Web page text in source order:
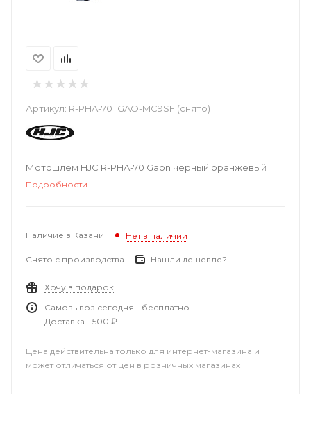
Артикул: R-PHA-70_GAO-MC9SF (снято)
Мотошлем HJC R-PHA-70 Gaon черный оранжевый
Подробности
Наличие в Казани Нет в наличии
Снято с производства Нашли дешевле?
Хочу в подарок
Самовывоз сегодня - бесплатно
Доставка - 500 ₽
Цена действительна только для интернет-магазина и
может отличаться от цен в розничных магазинах